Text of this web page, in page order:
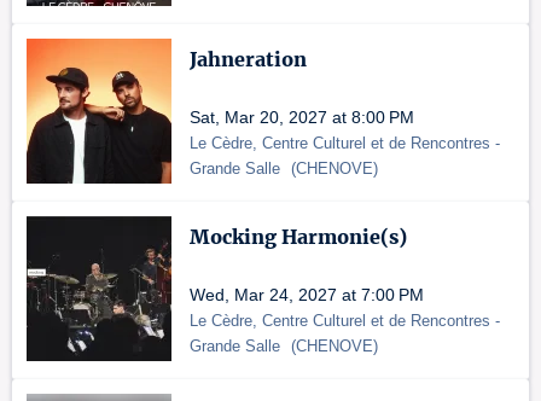
Jahneration
Sat, Mar 20, 2027 at 8:00 PM
Le Cèdre, Centre Culturel et de Rencontres -
Grande Salle (CHENOVE)
Mocking Harmonie(s)
Wed, Mar 24, 2027 at 7:00 PM
Le Cèdre, Centre Culturel et de Rencontres -
Grande Salle (CHENOVE)